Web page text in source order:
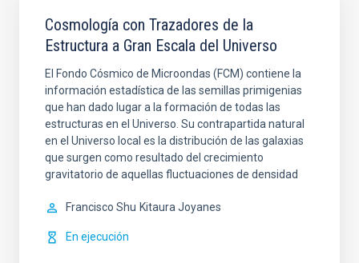
Cosmología con Trazadores de la
Estructura a Gran Escala del Universo
El Fondo Cósmico de Microondas (FCM) contiene la
información estadística de las semillas primigenias
que han dado lugar a la formación de todas las
estructuras en el Universo. Su contrapartida natural
en el Universo local es la distribución de las galaxias
que surgen como resultado del crecimiento
gravitatorio de aquellas fluctuaciones de densidad
Francisco Shu Kitaura Joyanes
En ejecución